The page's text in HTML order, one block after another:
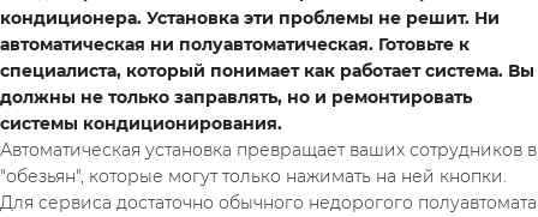
кондиционера. Установка эти проблемы не решит. Ни
автоматическая ни полуавтоматическая. Готовьте к
специалиста, который понимает как работает система. Вы
должны не только заправлять, но и ремонтировать
системы кондиционирования.
Автоматическая установка превращает ваших сотрудников в
"обезьян", которые могут только нажимать на ней кнопки.
Для сервиса достаточно обычного недорогого полуавтомата